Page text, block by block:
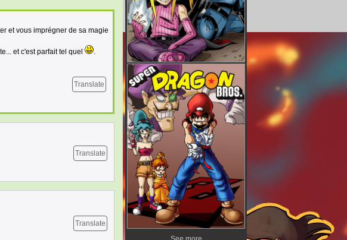
et vous imprégner de sa magie
et c'est parfait tel quel
.
Translate
Translate
Translate